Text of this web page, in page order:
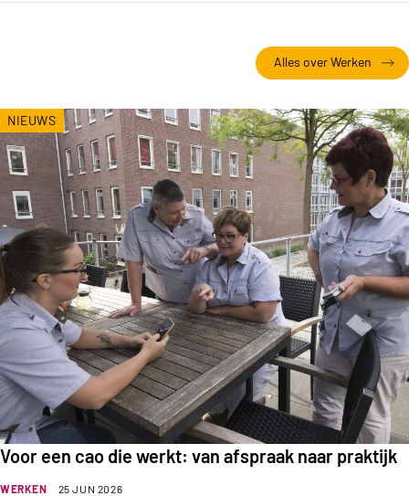
Alles over Werken
WERKEN 25 JUN 2026
Voor een cao die werkt: van afspraak naar praktijk
NIEUWS